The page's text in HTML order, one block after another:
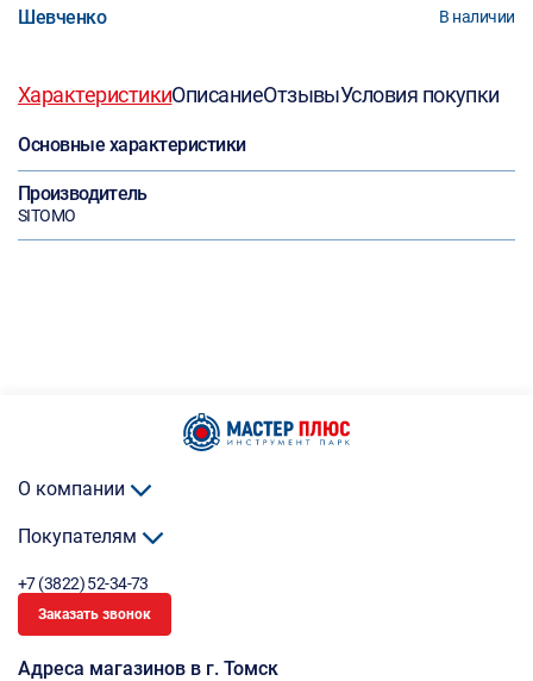
Шевченко В наличии
ХарактеристикиОписаниеОтзывыУсловия покупки
Основные характеристики
Производитель
SITOMO
О компании
Покупателям
+7 (3822) 52-34-73
Заказать звонок
Адреса магазинов в г. Томск